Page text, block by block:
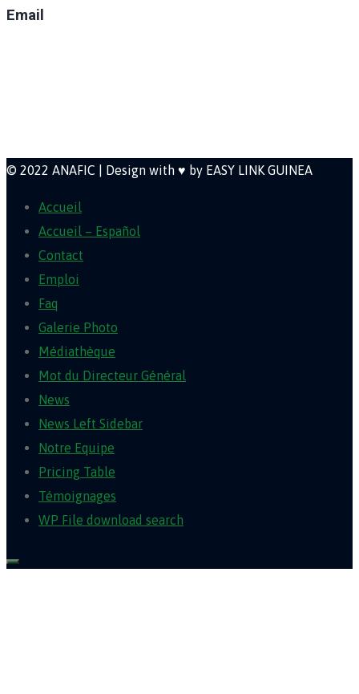
Email
© 2022 ANAFIC | Design with ♥ by EASY LINK GUINEA
Accueil
Accueil – Español
Contact
Emploi
Faq
Galerie Photo
Médiathèque
Mot du Directeur Général
News
News Left Sidebar
Notre Equipe
Pricing Table
Témoignages
WP File download search